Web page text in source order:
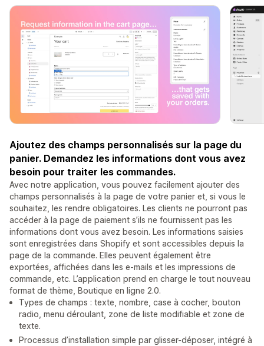
Ajoutez des champs personnalisés sur la page du
panier. Demandez les informations dont vous avez
besoin pour traiter les commandes.
Avec notre application, vous pouvez facilement ajouter des
champs personnalisés à la page de votre panier et, si vous le
souhaitez, les rendre obligatoires. Les clients ne pourront pas
accéder à la page de paiement s’ils ne fournissent pas les
informations dont vous avez besoin. Les informations saisies
sont enregistrées dans Shopify et sont accessibles depuis la
page de la commande. Elles peuvent également être
exportées, affichées dans les e-mails et les impressions de
commande, etc. L’application prend en charge le tout nouveau
format de thème, Boutique en ligne 2.0.
Types de champs : texte, nombre, case à cocher, bouton
radio, menu déroulant, zone de liste modifiable et zone de
texte.
Processus d’installation simple par glisser-déposer, intégré à